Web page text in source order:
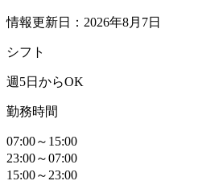
情報更新日：2026年8月7日
シフト
週5日からOK
勤務時間
07:00～15:00
23:00～07:00
15:00～23:00